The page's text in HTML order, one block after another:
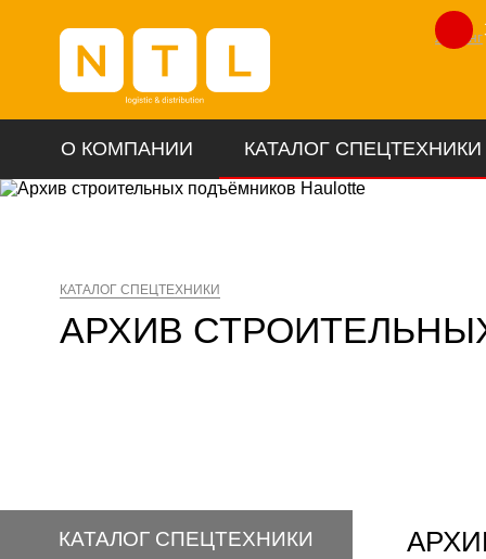
Лизинг
О КОМПАНИИ КАТАЛОГ СПЕЦТЕХНИКИ
КАТАЛОГ СПЕЦТЕХНИКИ
АРХИВ
КАТАЛОГ СПЕЦТЕХНИКИ